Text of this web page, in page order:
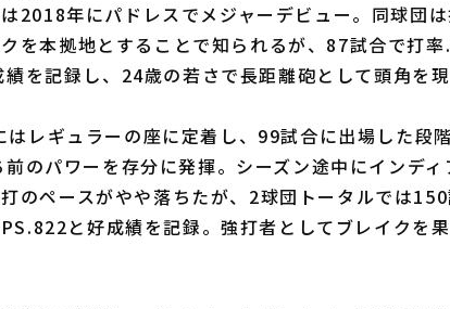
2018年にパドレスでメジャーデビュー。同球団
を本拠地とすることで知られるが、87試合で打率
を記録し、24歳の若さで長距離砲として頭角を現
レギュラーの座に定着し、99試合に出場した段階
のパワーを存分に発揮。シーズン途中にインデ
のペースがやや落ちたが、2球団トータルでは
と好成績を記録。強打者としてブレイクを